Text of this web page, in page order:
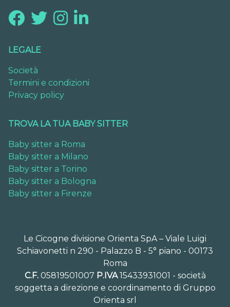
LEGALE
Società
Termini e condizioni
Privacy policy
TROVA LA TUA BABY SITTER
Baby sitter a Roma
Baby sitter a Milano
Baby sitter a Torino
Baby sitter a Bologna
Baby sitter a Firenze
Le Cicogne divisione Orienta SpA – Viale Luigi
Schiavonetti n 290 - Palazzo B - 5° piano - 00173
Roma
C.F.05819501007 P.IVA15433931001 - società
soggetta a direzione e coordinamento di Gruppo
Orienta srl